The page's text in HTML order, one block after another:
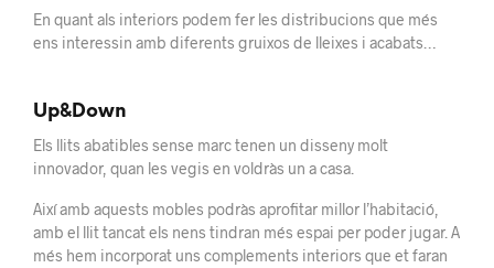
En quant als interiors podem fer les distribucions que més
ens interessin amb diferents gruixos de lleixes i acabats…
Up&Down
Els llits abatibles sense marc tenen un disseny molt
innovador, quan les vegis en voldràs un a casa.
Així amb aquests mobles podràs aprofitar millor l’habitació,
amb el llit tancat els nens tindran més espai per poder jugar. A
més hem incorporat uns complements interiors que et faran